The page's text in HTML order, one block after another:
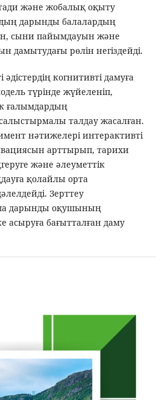
және жобалық оқыту
дарынды балалардың
сыни пайымдауын және
дамытудағы рөлін негіздейді.
когнитивті дамуға
түрінде жүйеленіп,
ғалымдардың
талдау жасалған.
нәтижелері интерактивті
арттырып, тарихи
және әлеуметтік
қолайлы орта
Зерттеу
дарынды оқушының
асыруға бағытталған даму